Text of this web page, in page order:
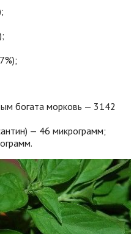
богата морковь — 3142
— 46 микрограмм;